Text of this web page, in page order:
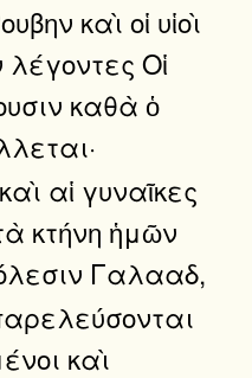
καὶ οἱ υἱοὶ
Οἱ
καθὰ ὁ
αἱ γυναῖκες
κτήνη ἡμῶν
Γαλααδ,
καὶ